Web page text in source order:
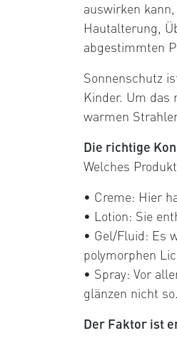
auswirken
Hautalterung,
abgestimmten
Sonnenschutz
Kinder. Um das
warmen
Die richtige
Welches
• Creme: Hier
• Lotion: Sie
• Gel/Fluid: Es
polymorphen
• Spray: Vor
glänzen nicht
Der Faktor ist